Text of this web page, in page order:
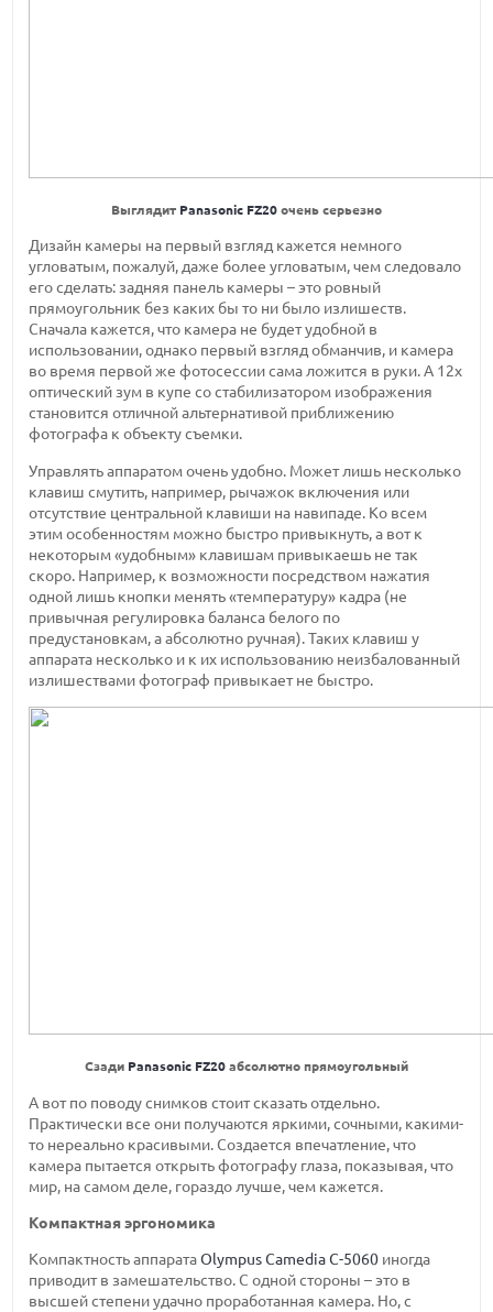
Выглядит Panasonic FZ20 очень серьезно
Дизайн камеры на первый взгляд кажется немного
угловатым, пожалуй, даже более угловатым, чем следовало
его сделать: задняя панель камеры – это ровный
прямоугольник без каких бы то ни было излишеств.
Сначала кажется, что камера не будет удобной в
использовании, однако первый взгляд обманчив, и камера
во время первой же фотосессии сама ложится в руки. А 12х
оптический зум в купе со стабилизатором изображения
становится отличной альтернативой приближению
фотографа к объекту съемки.
Управлять аппаратом очень удобно. Может лишь несколько
клавиш смутить, например, рычажок включения или
отсутствие центральной клавиши на навипаде. Ко всем
этим особенностям можно быстро привыкнуть, а вот к
некоторым «удобным» клавишам привыкаешь не так
скоро. Например, к возможности посредством нажатия
одной лишь кнопки менять «температуру» кадра (не
привычная регулировка баланса белого по
предустановкам, а абсолютно ручная). Таких клавиш у
аппарата несколько и к их использованию неизбалованный
излишествами фотограф привыкает не быстро.
Сзади Panasonic FZ20 абсолютно прямоугольный
А вот по поводу снимков стоит сказать отдельно.
Практически все они получаются яркими, сочными, какими-
то нереально красивыми. Создается впечатление, что
камера пытается открыть фотографу глаза, показывая, что
мир, на самом деле, гораздо лучше, чем кажется.
Компактная эргономика
Компактность аппаратаOlympus Camedia C-5060 иногда
приводит в замешательство. С одной стороны – это в
высшей степени удачно проработанная камера. Но, с